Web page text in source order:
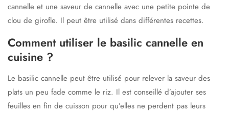
cannelle et une saveur de cannelle avec une petite pointe de
clou de girofle. Il peut être utilisé dans différentes recettes.
Comment utiliser le basilic cannelle en
cuisine ?
Le basilic cannelle peut être utilisé pour relever la saveur des
plats un peu fade comme le riz. Il est conseillé d’ajouter ses
feuilles en fin de cuisson pour qu’elles ne perdent pas leurs